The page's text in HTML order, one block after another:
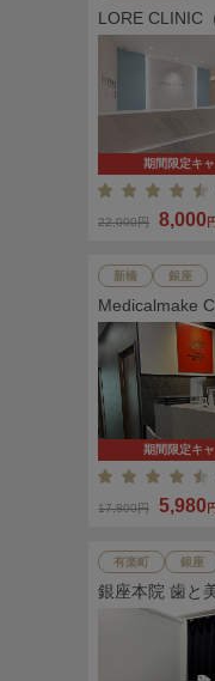
LORE CLINIC
期間限定キ
22,000円 8,000円
新橋 銀座
Medicalmake
期間限定キ
17,800円 5,980円
有楽町 銀座
銀座本院 歯と